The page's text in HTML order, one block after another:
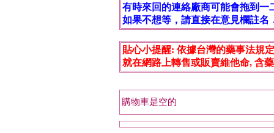
有時來回的連絡廠商可能會拖到
如果不想等，請直接在意見欄註
貼心小提醒: 依據台灣的藥事法規
就在網路上轉售或販賣維他命, 含
購物車是空的